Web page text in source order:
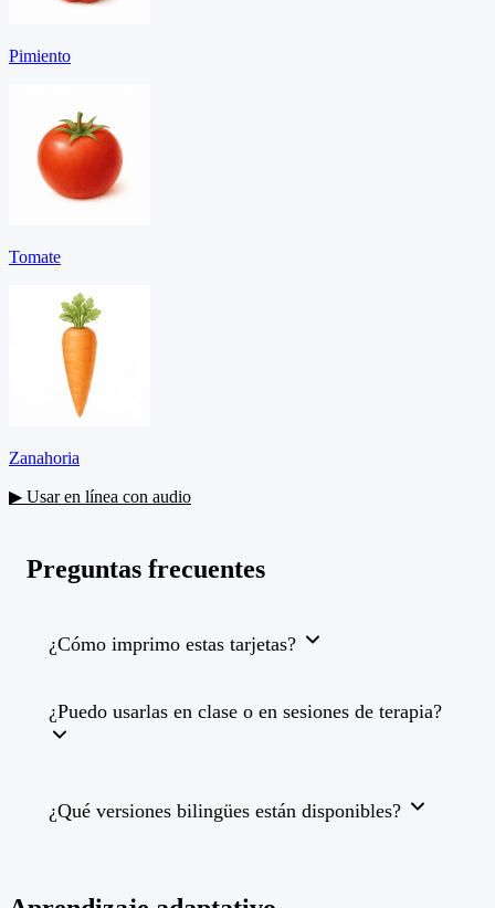
Pimiento
Tomate
Zanahoria
▶ Usar en línea con audio
Preguntas frecuentes
¿Cómo imprimo estas tarjetas?
¿Puedo usarlas en clase o en sesiones de terapia?
¿Qué versiones bilingües están disponibles?